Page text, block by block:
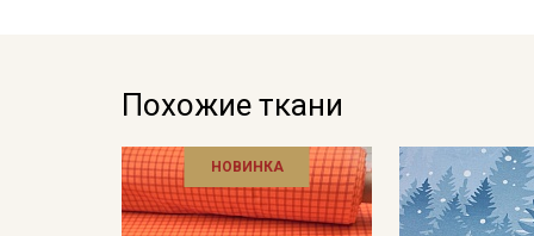
Похожие ткани
НОВИНКА